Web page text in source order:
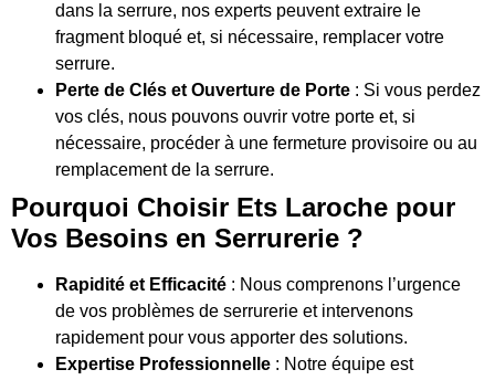
dans la serrure, nos experts peuvent extraire le
fragment bloqué et, si nécessaire, remplacer votre
serrure.
Perte de Clés et Ouverture de Porte : Si vous perdez
vos clés, nous pouvons ouvrir votre porte et, si
nécessaire, procéder à une fermeture provisoire ou au
remplacement de la serrure.
Pourquoi Choisir Ets Laroche pour
Vos Besoins en Serrurerie ?
Rapidité et Efficacité : Nous comprenons l’urgence
de vos problèmes de serrurerie et intervenons
rapidement pour vous apporter des solutions.
Expertise Professionnelle : Notre équipe est